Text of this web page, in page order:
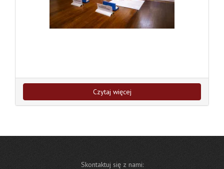
Czytaj więcej
Skontaktuj się z nami: